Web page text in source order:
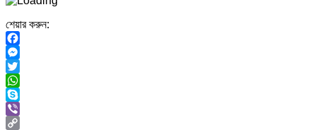
শেয়ার করুন:
Facebook
Messenger
Twitter
WhatsApp
Skype
Viber